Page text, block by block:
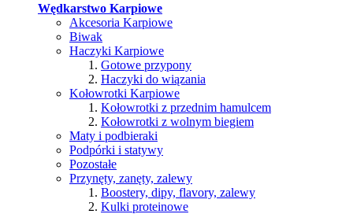
Wędkarstwo Karpiowe
Akcesoria Karpiowe
Biwak
Haczyki Karpiowe
Gotowe przypony
Haczyki do wiązania
Kołowrotki Karpiowe
Kołowrotki z przednim hamulcem
Kołowrotki z wolnym biegiem
Maty i podbieraki
Podpórki i statywy
Pozostałe
Przynęty, zanęty, zalewy
Boostery, dipy, flavory, zalewy
Kulki proteinowe